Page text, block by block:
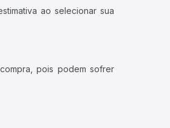
ao selecionar sua
pois podem sofrer